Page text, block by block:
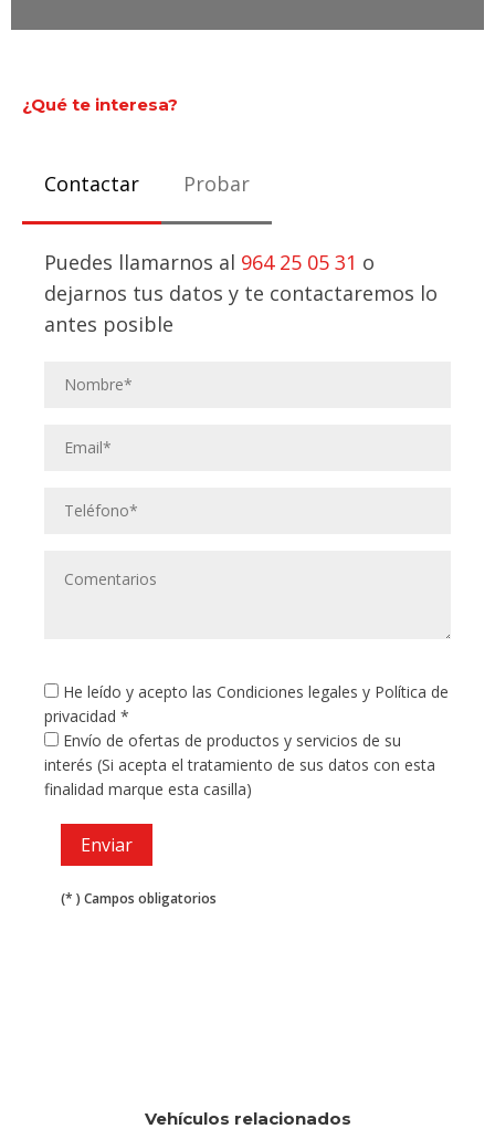
¿Qué te interesa?
Contactar Probar
Puedes llamarnos al 964 25 05 31 o
dejarnos tus datos y te contactaremos lo
antes posible
He leído y acepto las Condiciones legales y Política de
privacidad *
Envío de ofertas de productos y servicios de su
interés (Si acepta el tratamiento de sus datos con esta
finalidad marque esta casilla)
(* ) Campos obligatorios
Vehículos relacionados